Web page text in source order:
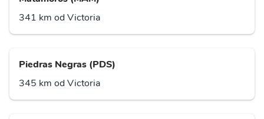
341 km od Victoria
Piedras Negras (PDS)
345 km od Victoria